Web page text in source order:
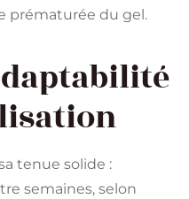
prématurée du gel.
tenue solide :
semaines, selon